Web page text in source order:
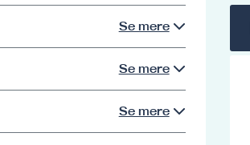
Se mere
Se mere
Se mere